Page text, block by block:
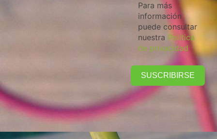
Para más
información
puede consultar
nuestra Política
de privacidad
SUSCRIBIRSE